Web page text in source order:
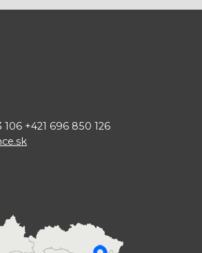
106 +421 696 850 126